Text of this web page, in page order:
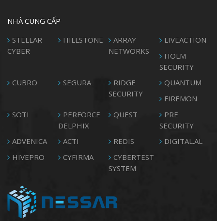
NHÀ CUNG CẤP
STELLAR
CYBER
HILLSTONE
ARRAY
NETWORKS
LIVEACTION
HOLM
SECURITY
CUBRO
SEGURA
RIDGE
SECURITY
QUANTUM
FIREMON
SOTI
PERFORCE
DELPHIX
QUEST
PRE
SECURITY
ADVENICA
ACTI REDIS
DIGITAL.AL
HIVEPRO
CYFIRMA
CYBERTEST
SYSTEM